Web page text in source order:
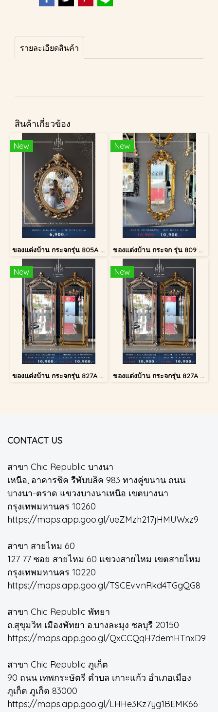
รายละเอียดสินค้า
สินค้าเกี่ยวข้อง
New
ของแต่งบ้าน กระจกรุ่น 805A สีเงินโบราณ
New
ของแต่งบ้าน กระจก รุ่น 809 สีทองโบราณ
New
ของแต่งบ้าน กระจกรุ่น 827A สีเงินโบราณ
New
ของแต่งบ้าน กระจกรุ่น 827A สีทองโบราณ
CONTACT US
สาขา Chic Republic บางนา
เหนือ, อาคารชิค รีพับบลิค 983 ทางคู่ขนาน ถนน
บางนา-ตราด แขวงบางนาเหนือ เขตบางนา
กรุงเทพมหานคร 10260
https://maps.app.goo.gl/ueZMzh217jHMUWxz9
สาขา สายไหม 60
127 77 ซอย สายไหม 60 แขวงสายไหม เขตสายไหม
กรุงเทพมหานคร 10220
https://maps.app.goo.gl/TSCEvvnRkd4TGgQG8
สาขา Chic Republic พัทยา
ถ.สุขุมวิท เมืองพัทยา อ.บางละมุง ชลบุรี 20150
https://maps.app.goo.gl/QxCCQqH7demHTnxD9
สาขา Chic Republic ภูเก็ต
90 ถนน เทพกระษัตรี ตำบล เกาะแก้ว อำเภอเมือง
ภูเก็ต ภูเก็ต 83000
https://maps.app.goo.gl/LHHe3Kz7yg1BEMK66